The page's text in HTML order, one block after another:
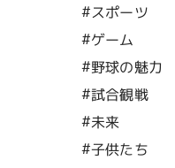
#スポーツ
#ゲーム
#野球の魅力
#試合観戦
#未来
#子供たち